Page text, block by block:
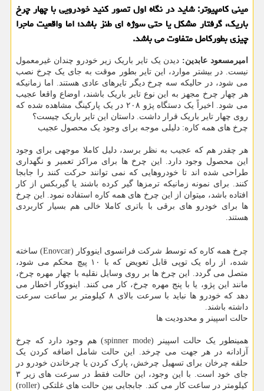
مینی کامپیوتر: شاید در نگاه اول تصور کنید خودرویی با چهار چرخ
باریک، گرفتار مشکل یا حتی سوژه ای طنز باشد؛ اما واقعیت ماجرا
چیزی بطورکامل متفاوت می باشد.
امیرمسعود عابدین: دیدن یک تایر باریک زیر خودرو چندان غیرمعمول
نیست. در بیشتر موارد، این تایر بطور موقت به جای یک چرخ نصب
می شود، در حالیکه سه چرخ دیگر تایرهای عادی هستند. اما زمانیکه
هر چهار چرخ مجهز به این نوع تایر باریک باشند، اوضاع واقعا عجیب
می شود. اخیراً یک دستگاه پژو ۲۰۸ در یک پارکینگ مشاهده شده که
روی چهار تایر باریک قرار داشت. داستان این تایر باریک چیست؟
چرخ های همه کاره: دلیلی موجه برای وجود یک محصول عجیب
هر چقدر هم که عجیب به نظر برسد، دلیل کاملا موجهی برای وجود
این محصول وجود دارد. این چرخ ها برای مراکز تعمیر و نگهداری
طراحی شده اند تا خودروهایی که نمی توانند حرکت کنند را جابجا
کنند. برای نمونه زمانیکه ترمزها گیر کرده باشند یا گیربکس از کار
افتاده باشد، میتوان از این چرخ های همه کاره استفاده نمود. این چرخ
ها برای خودرو های برقی با باتری کاملا خالی هم بسیار کاربردی
هستند.
چرخ همه کاره که توسط شرکت فرانسوی اینووکار (Enovcar) ساخته
شده، از راه یک توپی قابل تعویض که با ۱۰ پیچ محکم می شود،
متصل می گردد. این چرخ ها بر روی وسایل نقلیه با چهار مهره چرخ،
مانند این پژو، یا با پنج مهره چرخ، کار می کنند. اینووکار اخطار می
دهد که خودرو ها نباید با سرعت بالای ۸ کیلومتر بر ساعت سرعت
داشته باشند.
حالت اسپینر و محدودیت ها
همینطور یک حالت اسپینر (spinner mode) هم وجود دارد که چرخ
آزادانه در هر جهت می چرخد. این حالت شامل اضافه کردن یک
حلقه چرخان برای تسهیل چرخش، پارک کردن یا چرخاندن خودرو در
جای خود است. با این وجود، این حالت فقط در سرعت های زیر ۳
کیلومتر در ساعت کار می کند. جابجایی بین حالت های غلتکی (roller)